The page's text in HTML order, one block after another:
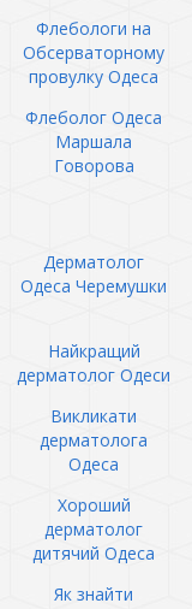
Флебологи на
Обсерваторному
провулку Одеса
Флеболог Одеса
Маршала
Говорова
Дерматолог
Одеса Черемушки
Найкращий
дерматолог Одеси
Викликати
дерматолога
Одеса
Хороший
дерматолог
дитячий Одеса
Як знайти